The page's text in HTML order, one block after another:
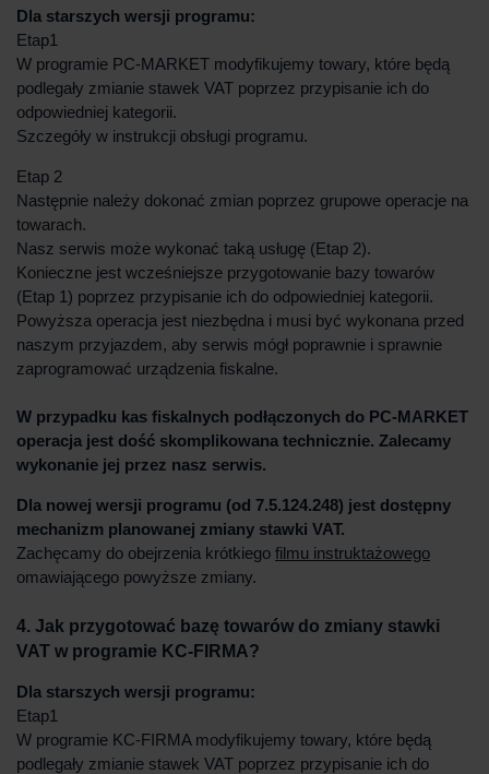
Dla starszych wersji programu:
Etap1
W programie PC-MARKET modyfikujemy towary, które będą
podlegały zmianie stawek VAT poprzez przypisanie ich do
odpowiedniej kategorii.
Szczegóły w instrukcji obsługi programu.
Etap 2
Następnie należy dokonać zmian poprzez grupowe operacje na
towarach.
Nasz serwis może wykonać taką usługę (Etap 2).
Konieczne jest wcześniejsze przygotowanie bazy towarów
(Etap 1) poprzez przypisanie ich do odpowiedniej kategorii.
Powyższa operacja jest niezbędna i musi być wykonana przed
naszym przyjazdem, aby serwis mógł poprawnie i sprawnie
zaprogramować urządzenia fiskalne.
W przypadku kas fiskalnych podłączonych do PC-MARKET
operacja jest dość skomplikowana technicznie. Zalecamy
wykonanie jej przez nasz serwis.
Dla nowej wersji programu (od 7.5.124.248) jest dostępny
mechanizm planowanej zmiany stawki VAT.
Zachęcamy do obejrzenia krótkiego filmu instruktażowego
omawiającego powyższe zmiany.
4. Jak przygotować bazę towarów do zmiany stawki
VAT w programie KC-FIRMA?
Dla starszych wersji programu:
Etap1
W programie KC-FIRMA modyfikujemy towary, które będą
podlegały zmianie stawek VAT poprzez przypisanie ich do